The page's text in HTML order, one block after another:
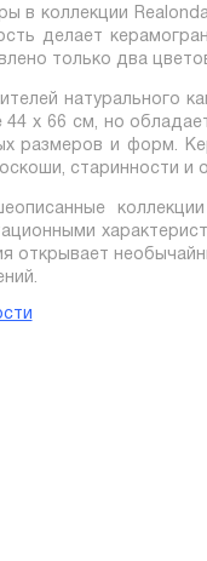
в коллекции
делает
только два
натурального
х 66 см, но
размеров и форм.
старинности и
открывает